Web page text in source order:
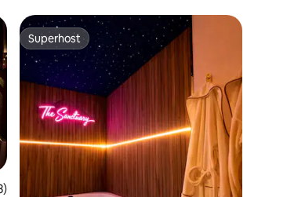
Bewertung: 4,99 von 5, 133 Bewertungen
Superhost
Superhost